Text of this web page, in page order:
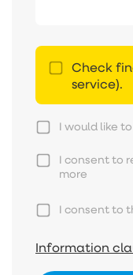
Check
service).
I would like
I consent to
more
I consent to
Information